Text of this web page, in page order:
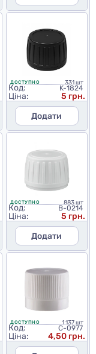
ДОСТУПНО 331 шт
Код: K-1824
Ціна:
5 грн.
Додати
ДОСТУПНО 883 шт
Код: B-0214
Ціна:
5 грн.
Додати
ДОСТУПНО 1 137 шт
Код: C-0977
Ціна:
4,50 грн.